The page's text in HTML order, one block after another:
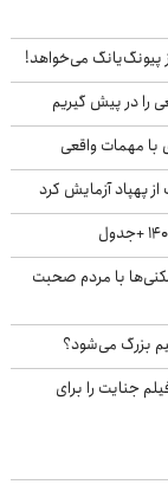
پیونگ‌یانگ می‌خواهد!
را در پیش گیریم
پهپاد آزمایش کرد
با مردم صحبت
بزرگ می‌شود؟
جنایت را برای